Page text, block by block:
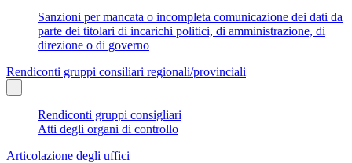
Sanzioni per mancata o incompleta comunicazione dei dati da
parte dei titolari di incarichi politici, di amministrazione, di
direzione o di governo
Rendiconti gruppi consiliari regionali/provinciali
Rendiconti gruppi consigliari
Atti degli organi di controllo
Articolazione degli uffici